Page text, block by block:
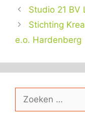
Studio 21 BV
Stichting
e.o. Hardenberg
naar: